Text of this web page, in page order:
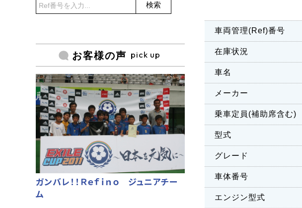
車両管理(Ref)番号
在庫状況
車名
メーカー
乗車定員(補助席含む)
型式
グレード
車体番号
エンジン型式
検索
お客様の声 pick up
ガンバレ！！Ｒｅｆｉｎｏ ジュニアチー
ム